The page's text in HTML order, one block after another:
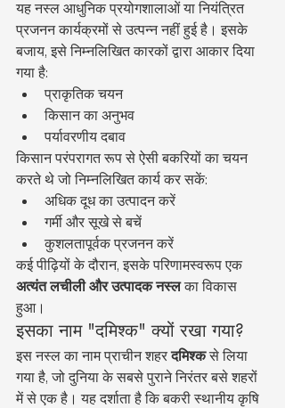
यह नस्ल आधुनिक प्रयोगशालाओं या नियंत्रित
प्रजनन कार्यक्रमों से उत्पन्न नहीं हुई है। इसके
बजाय, इसे निम्नलिखित कारकों द्वारा आकार दिया
गया है:
प्राकृतिक चयन
किसान का अनुभव
पर्यावरणीय दबाव
किसान परंपरागत रूप से ऐसी बकरियों का चयन
करते थे जो निम्नलिखित कार्य कर सकें:
अधिक दूध का उत्पादन करें
गर्मी और सूखे से बचें
कुशलतापूर्वक प्रजनन करें
कई पीढ़ियों के दौरान, इसके परिणामस्वरूप एक
अत्यंत लचीली और उत्पादक नस्ल का विकास
हुआ।
इसका नाम "दमिश्क" क्यों रखा गया?
इस नस्ल का नाम प्राचीन शहर दमिश्क से लिया
गया है, जो दुनिया के सबसे पुराने निरंतर बसे शहरों
में से एक है। यह दर्शाता है कि बकरी स्थानीय कृषि